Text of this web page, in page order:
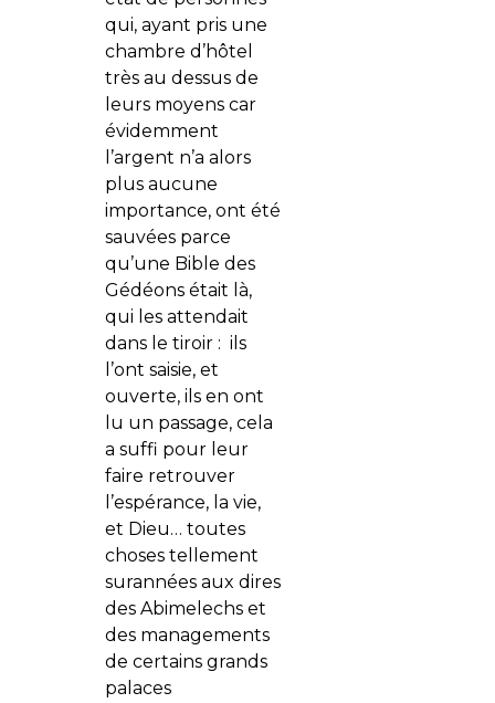
qui, ayant pris une
chambre d’hôtel
très au dessus de
leurs moyens car
évidemment
l’argent n’a alors
plus aucune
importance, ont été
sauvées parce
qu’une Bible des
Gédéons était là,
qui les attendait
dans le tiroir : ils
l’ont saisie, et
ouverte, ils en ont
lu un passage, cela
a suffi pour leur
faire retrouver
l’espérance, la vie,
et Dieu… toutes
choses tellement
surannées aux dires
des Abimelechs et
des managements
de certains grands
palaces